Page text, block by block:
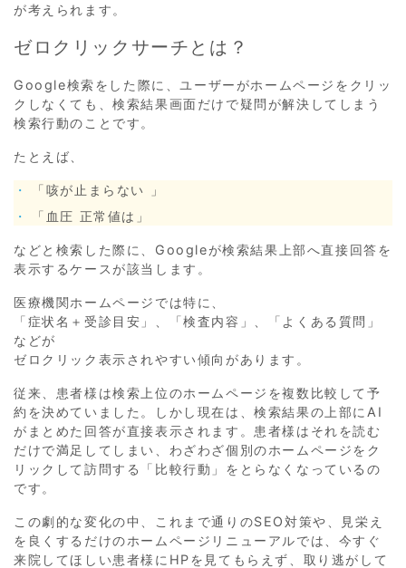
が考えられます。
ゼロクリックサーチとは？
Google検索をした際に、ユーザーがホームページをクリッ
クしなくても、検索結果画面だけで疑問が解決してしまう
検索行動のことです。
たとえば、
「咳が止まらない 」
「血圧 正常値は」
などと検索した際に、Googleが検索結果上部へ直接回答を
表示するケースが該当します。
医療機関ホームページでは特に、
「症状名＋受診目安」、「検査内容」、「よくある質問」
などが
ゼロクリック表示されやすい傾向があります。
従来、患者様は検索上位のホームページを複数比較して予
約を決めていました。しかし現在は、検索結果の上部にAI
がまとめた回答が直接表示されます。患者様はそれを読む
だけで満足してしまい、わざわざ個別のホームページをク
リックして訪問する「比較行動」をとらなくなっているの
です。
この劇的な変化の中、これまで通りのSEO対策や、見栄え
を良くするだけのホームページリニューアルでは、今すぐ
来院してほしい患者様にHPを見てもらえず、取り逃がして